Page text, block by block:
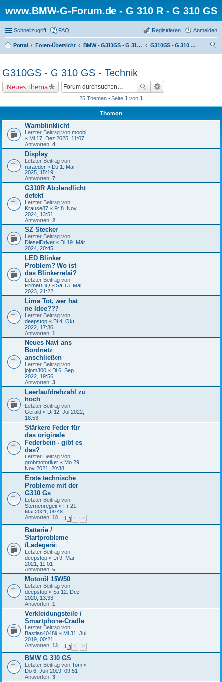
www.BMW-G-Forum.de - G 310 R - G 310 GS
Schnellzugriff FAQ Anmelden
Registrieren
Portal Foren-Übersicht BMW - G310GS - G 310 GS
G310GS - G 310 GS - Technik
G310GS - G 310 GS - Technik
Neues Thema
25 Themen • Seite 1 von 1
Themen
Warnblinklicht
Letzter Beitrag von moobi
« Mi 17. Dez 2025, 11:07
Antworten: 4
Display
Letzter Beitrag von
ruraeder « Do 1. Mai
2025, 15:19
Antworten: 7
G310R Abblendlicht
defekt
Letzter Beitrag von
Krause87 « Fr 8. Nov
2024, 13:51
Antworten: 2
SZ Stecker
Letzter Beitrag von
DieselDriver « Di 19. Mär
2024, 20:45
LED Blinker
Problem? Wo ist
das Blinkerrelai?
Letzter Beitrag von
PrimeBBQ « Sa 13. Mai
2023, 21:22
Lima Tot, wer hat
ne Idee???
Letzter Beitrag von
deepstop « Di 4. Okt
2022, 17:36
Antworten: 1
Neues Navi ans
Bordnetz
anschließen
Letzter Beitrag von
jojom300 « Di 6. Sep
2022, 19:56
Antworten: 3
Leerlaufdrehzahl zu
hoch
Letzter Beitrag von
Gerald « Di 12. Jul 2022,
18:53
Stärkere Feder für
das originale
Federbein - gibt es
das?
Letzter Beitrag von
grobmotoriker « Mo 29.
Nov 2021, 20:38
Erste technische
Probleme mit der
G310 Gs
Letzter Beitrag von
Sternenregen « Fr 21.
Mai 2021, 09:48
Antworten: 18 1 2
Batterie /
Startprobleme
/Ladegerät
Letzter Beitrag von
deepstop « Di 9. Mär
2021, 11:01
Antworten: 6
Motoröl 15W50
Letzter Beitrag von
deepstop « Sa 12. Dez
2020, 13:33
Antworten: 1
Verkleidungsteile /
Smartphone-Cradle
Letzter Beitrag von
Bastian40489 « Mi 31. Jul
2019, 00:21
Antworten: 13 1 2
BMW G 310 GS
Letzter Beitrag von Tom «
Do 6. Jun 2019, 09:51
Antworten: 3